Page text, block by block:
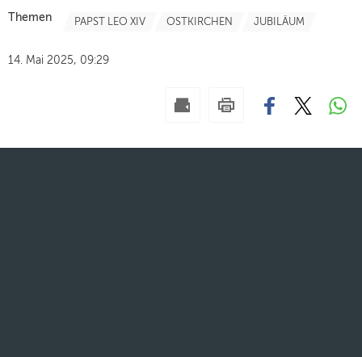
Themen PAPST LEO XIV OSTKIRCHEN JUBILÄUM
14. Mai 2025, 09:29